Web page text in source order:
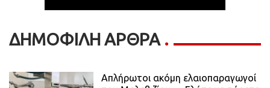
ΔΗΜΟΦΙΛΗ ΑΡΘΡΑ
Απλήρωτοι ακόμη ελαιοπαραγωγοί